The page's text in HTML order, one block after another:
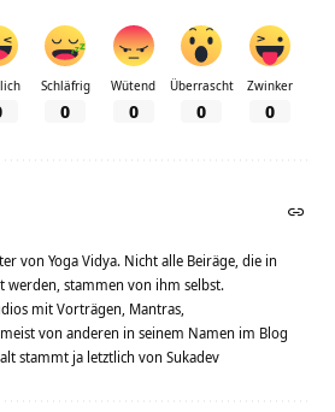
Schläfrig
0
Wütend
0
Überrascht
0
Zwinker
0
von Yoga Vidya. Nicht alle Beiräge, die in
stammen von ihm selbst.
mit Vorträgen, Mantras,
von anderen in seinem Namen im Blog
stammt ja letztlich von Sukadev